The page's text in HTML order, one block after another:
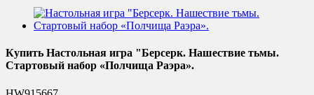
Купить Настольная игра "Берсерк. Нашествие тьмы.
Стартовый набор «Полчища Раэра».